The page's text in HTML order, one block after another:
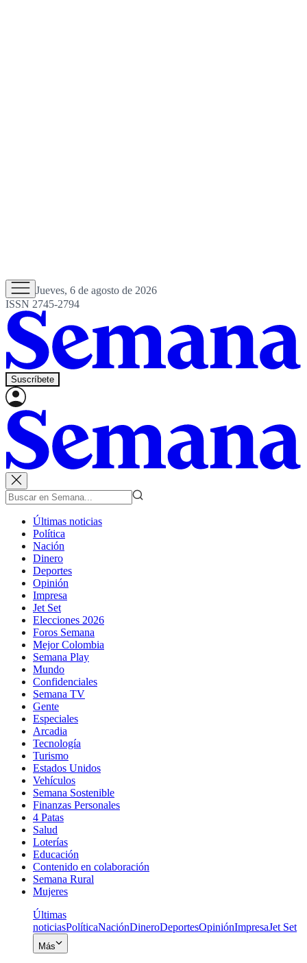
Jueves, 6 de agosto de 2026
ISSN 2745-2794
Suscríbete
Últimas noticias
Política
Nación
Dinero
Deportes
Opinión
Impresa
Jet Set
Elecciones 2026
Foros Semana
Mejor Colombia
Semana Play
Mundo
Confidenciales
Semana TV
Gente
Especiales
Arcadia
Tecnología
Turismo
Estados Unidos
Vehículos
Semana Sostenible
Finanzas Personales
4 Patas
Salud
Loterías
Educación
Contenido en colaboración
Semana Rural
Mujeres
Últimas
noticiasPolíticaNaciónDineroDeportesOpiniónImpresaJet Set
Más